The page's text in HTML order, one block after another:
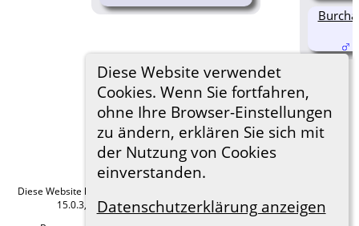
Diese Website verwendet
Cookies. Wenn Sie fortfahren,
ohne Ihre Browser-Einstellungen
zu ändern, erklären Sie sich mit
der Nutzung von Cookies
einverstanden.
Datenschutzerklärung anzeigen
Diese Website läuft mit
15.0.3, programmiert von Darrin Lythgoe © 2001-2026.